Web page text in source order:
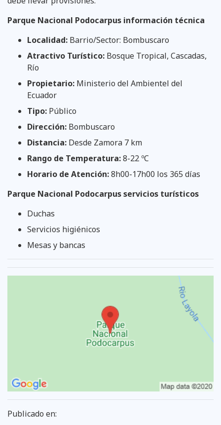
Parque Nacional Podocarpus información técnica
Localidad: Barrio/Sector: Bombuscaro
Atractivo Turístico: Bosque Tropical, Cascadas,
Río
Propietario: Ministerio del Ambientel del
Ecuador
Tipo: Público
Dirección: Bombuscaro
Distancia: Desde Zamora 7 km
Rango de Temperatura:8-22 ºC
Horario de Atención:8h00-17h00 los 365 días
Parque Nacional Podocarpus servicios turísticos
Duchas
Servicios higiénicos
Mesas y bancas
Publicado en: